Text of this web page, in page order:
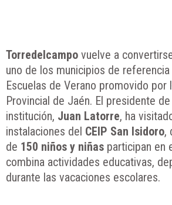
Torredelcampo vuelve a
uno de los municipios de
Escuelas de Verano promovido por
Provincial de Jaén. El presidente de
institución, Juan Latorre, ha
instalaciones del CEIP San Isidoro,
de 150 niños y niñas participan en
combina actividades educativas,
durante las vacaciones escolares.